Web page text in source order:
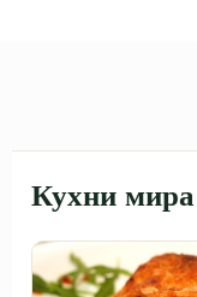
Кухни мира